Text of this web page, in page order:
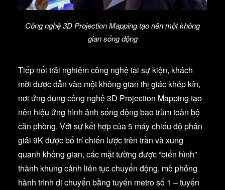
Công nghệ 3D Projection Mapping tạo nên một không
gian sống động
Tiếp nối trải nghiệm công nghệ tại sự kiện, khách
mời được dẫn vào một không gian thị giác khép kín,
nơi ứng dụng công nghệ 3D Projection Mapping tạo
nên hiệu ứng hình ảnh sống động bao trùm toàn bộ
căn phòng. Với sự kết hợp của 5 máy chiếu độ phân
giải 9K được bố trí chiến lược trên trần và xung
quanh không gian, các mặt tường được “biến hình”
thành khung cảnh liên tục chuyển động, mô phỏng
hành trình di chuyển bằng tuyến metro số 1 – tuyến